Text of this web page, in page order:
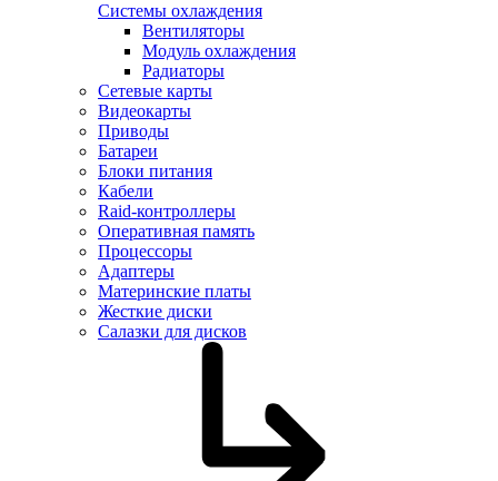
Системы охлаждения
Вентиляторы
Модуль охлаждения
Радиаторы
Сетевые карты
Видеокарты
Приводы
Батареи
Блоки питания
Кабели
Raid-контроллеры
Оперативная память
Процессоры
Адаптеры
Материнские платы
Жесткие диски
Салазки для дисков